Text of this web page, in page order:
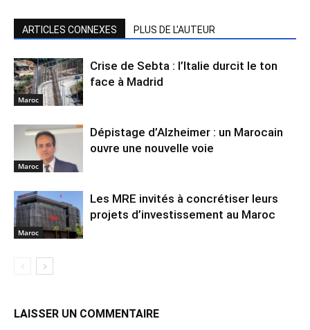
ARTICLES CONNEXES PLUS DE L'AUTEUR
Maroc
Crise de Sebta : l’Italie durcit le ton
face à Madrid
Maroc
Dépistage d’Alzheimer : un Marocain
ouvre une nouvelle voie
Maroc
Les MRE invités à concrétiser leurs
projets d’investissement au Maroc
LAISSER UN COMMENTAIRE